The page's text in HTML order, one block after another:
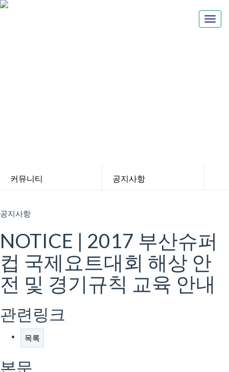
커뮤니티 공지사항
공지사항
NOTICE | 2017 부산슈퍼
컵 국제요트대회 해상 안
전 및 경기규칙 교육 안내
관련링크
목록
본문